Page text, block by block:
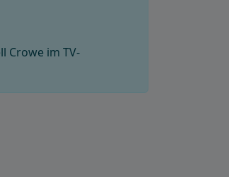
Crowe im TV-